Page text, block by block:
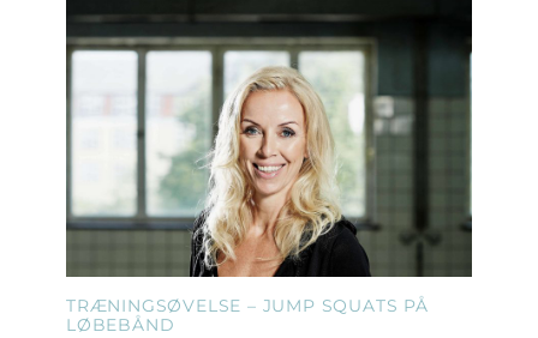
TRÆNINGSØVELSE – JUMP SQUATS PÅ
LØBEBÅND